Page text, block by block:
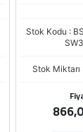
Stok Kodu :
Stok Miktarı